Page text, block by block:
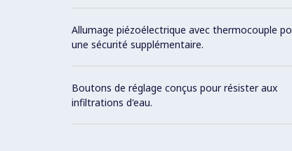
Allumage piézoélectrique avec thermocouple
une sécurité supplémentaire.
Boutons de réglage conçus pour résister aux
infiltrations d'eau.